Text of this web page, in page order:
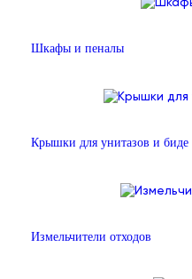
Шкафы и пеналы
Крышки для унитазов и биде
Измельчители отходов